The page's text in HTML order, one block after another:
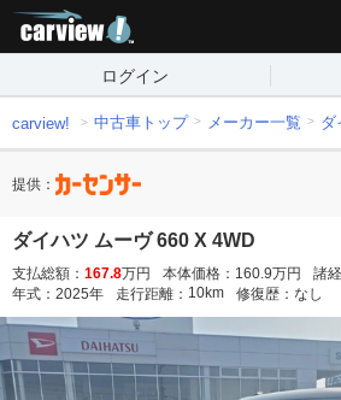
ログイン
carview! 中古車トップ メーカー一覧 ダ
提供：
ダイハツ ムーヴ 660 X 4WD
支払総額： 167.8万円 本体価格： 160.9万円 諸
年式： 2025年 走行距離： 10km 修復歴： なし